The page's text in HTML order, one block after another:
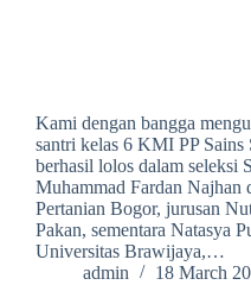
Kami dengan bangga
santri kelas 6 KMI PP Sains
berhasil lolos dalam seleksi
Muhammad Fardan Najhan
Pertanian Bogor, jurusan
Pakan, sementara Natasya
Universitas Brawijaya,…
admin
18 March